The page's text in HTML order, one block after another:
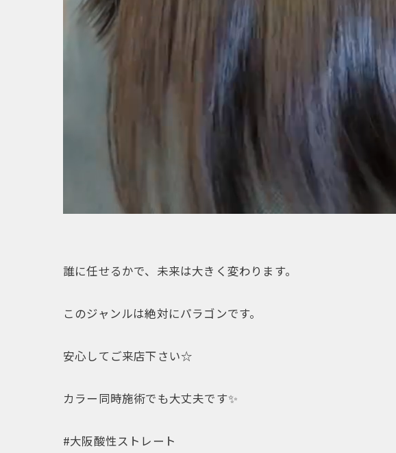
誰に任せるかで、未来は大きく変わります。
このジャンルは絶対にパラゴンです。
安心してご来店下さい☆
カラー同時施術でも大丈夫です✨
#大阪酸性ストレート